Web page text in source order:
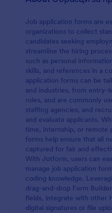
користан и да помаже
Job application forms are
organizations to collect
candidates seeking
streamline the hiring
such as personal
skills, and references in a
application forms can be
and industries, from entry-
roles, and are commonly
staffing agencies, and
and evaluate applicants.
time, internship, or remote
forms help ensure that all
captured for fair and
With Jotform, users can
manage job application
coding knowledge.
drag-and-drop Form
fields, integrate with other
digital signatures or file